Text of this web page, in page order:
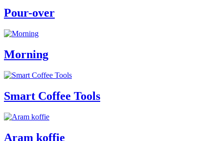
Pour-over
Morning
Smart Coffee Tools
Aram koffie